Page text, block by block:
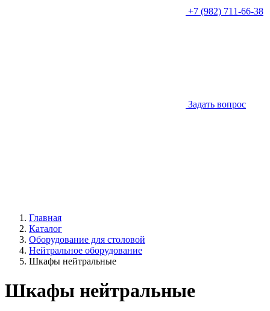
+7 (982) 711-66-38
Задать вопрос
Главная
Каталог
Оборудование для столовой
Нейтральное оборудование
Шкафы нейтральные
Шкафы нейтральные